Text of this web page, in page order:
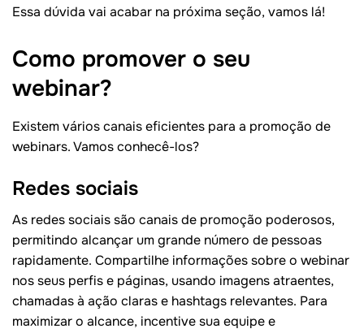
Essa dúvida vai acabar na próxima seção, vamos lá!
Como promover o seu
webinar?
Existem vários canais eficientes para a promoção de
webinars. Vamos conhecê-los?
Redes sociais
As redes sociais são canais de promoção poderosos,
permitindo alcançar um grande número de pessoas
rapidamente. Compartilhe informações sobre o webinar
nos seus perfis e páginas, usando imagens atraentes,
chamadas à ação claras e hashtags relevantes. Para
maximizar o alcance, incentive sua equipe e